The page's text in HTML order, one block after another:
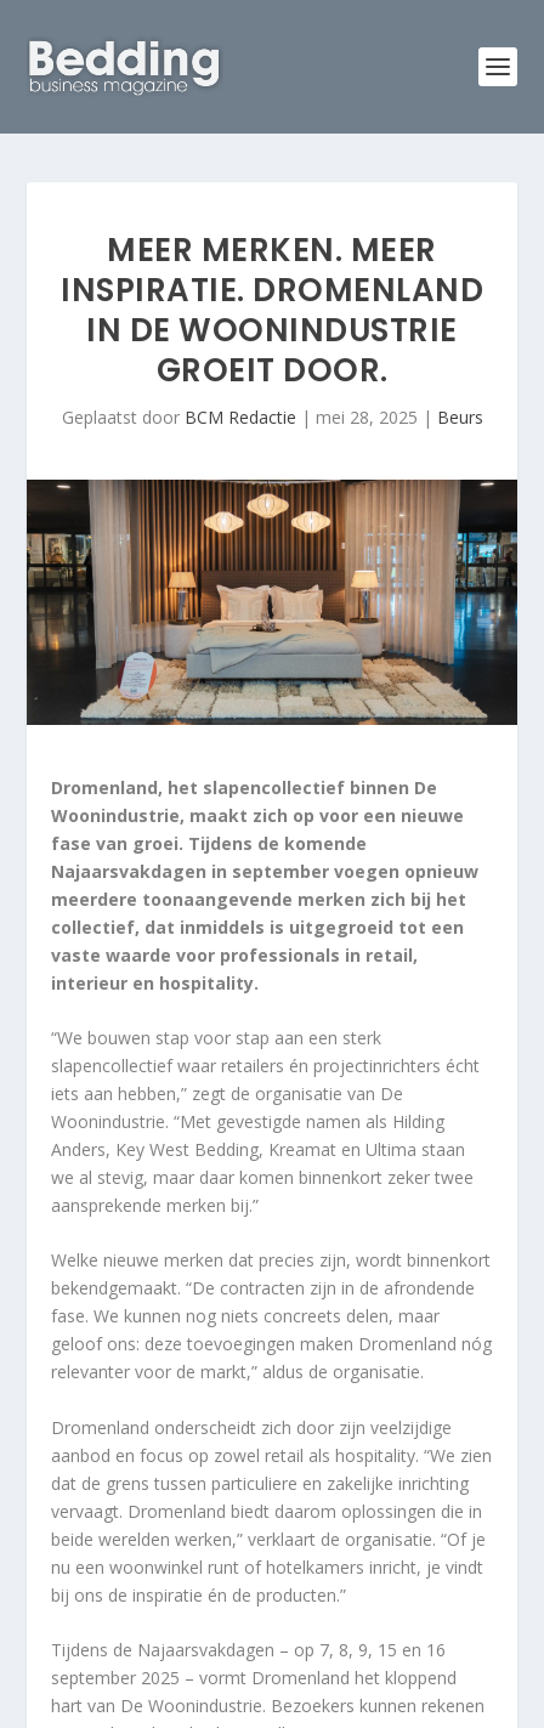
MEER MERKEN. MEER
INSPIRATIE. DROMENLAND
IN DE WOONINDUSTRIE
GROEIT DOOR.
Geplaatst door BCM Redactie | mei 28, 2025 | Beurs
Dromenland, het slapencollectief binnen De
Woonindustrie, maakt zich op voor een nieuwe
fase van groei. Tijdens de komende
Najaarsvakdagen in september voegen opnieuw
meerdere toonaangevende merken zich bij het
collectief, dat inmiddels is uitgegroeid tot een
vaste waarde voor professionals in retail,
interieur en hospitality.
“We bouwen stap voor stap aan een sterk
slapencollectief waar retailers én projectinrichters écht
iets aan hebben,” zegt de organisatie van De
Woonindustrie. “Met gevestigde namen als Hilding
Anders, Key West Bedding, Kreamat en Ultima staan
we al stevig, maar daar komen binnenkort zeker twee
aansprekende merken bij.”
Welke nieuwe merken dat precies zijn, wordt binnenkort
bekendgemaakt. “De contracten zijn in de afrondende
fase. We kunnen nog niets concreets delen, maar
geloof ons: deze toevoegingen maken Dromenland nóg
relevanter voor de markt,” aldus de organisatie.
Dromenland onderscheidt zich door zijn veelzijdige
aanbod en focus op zowel retail als hospitality. “We zien
dat de grens tussen particuliere en zakelijke inrichting
vervaagt. Dromenland biedt daarom oplossingen die in
beide werelden werken,” verklaart de organisatie. “Of je
nu een woonwinkel runt of hotelkamers inricht, je vindt
bij ons de inspiratie én de producten.”
Tijdens de Najaarsvakdagen – op 7, 8, 9, 15 en 16
september 2025 – vormt Dromenland het kloppend
hart van De Woonindustrie. Bezoekers kunnen rekenen